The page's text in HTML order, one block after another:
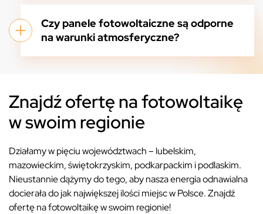
Czy panele fotowoltaiczne są odporne
na warunki atmosferyczne?
Znajdź ofertę na fotowoltaikę
w swoim regionie
Działamy w pięciu województwach – lubelskim,
mazowieckim, świętokrzyskim, podkarpackim i podlaskim.
Nieustannie dążymy do tego, aby nasza energia odnawialna
docierała do jak największej ilości miejsc w Polsce. Znajdź
ofertę na fotowoltaikę w swoim regionie!